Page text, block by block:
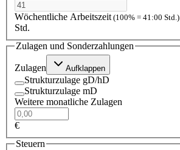
Wöchentliche Arbeitszeit (100% = 41:00 Std.)
Std.
Zulagen und Sonderzahlungen
Zulagen Aufklappen
Strukturzulage gD/hD
Strukturzulage mD
Weitere monatliche Zulagen
€
Steuern